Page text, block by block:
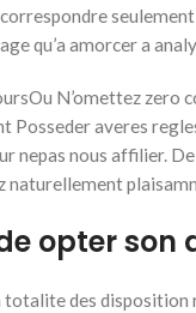
qu’a amorcer a
N’omettez zero
Posseder averes
nepas nous affilier.
naturellement
opter
totalite des